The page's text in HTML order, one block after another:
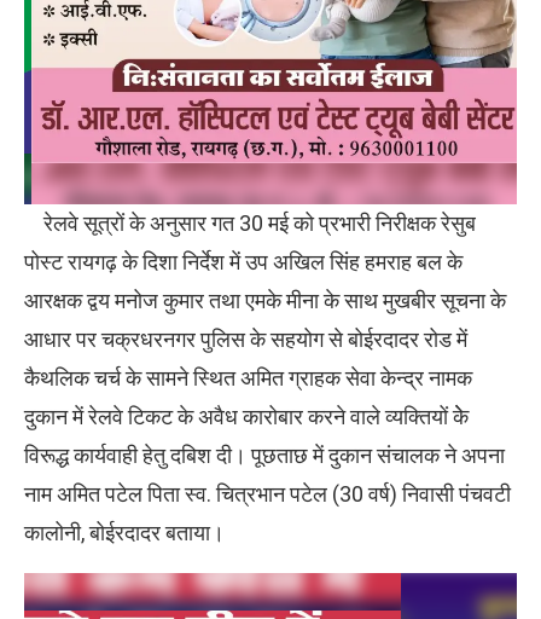
रेलवे सूत्रों के अनुसार गत 30 मई को प्रभारी निरीक्षक रेसुब
पोस्ट रायगढ़ के दिशा निर्देश में उप अखिल सिंह हमराह बल के
आरक्षक द्वय मनोज कुमार तथा एमके मीना के साथ मुखबीर सूचना के
आधार पर चक्रधरनगर पुलिस के सहयोग से बोईरदादर रोड में
कैथलिक चर्च के सामने स्थित अमित ग्राहक सेवा केन्द्र नामक
दुकान में रेलवे टिकट के अवैध कारोबार करने वाले व्यक्तियों केे
विरूद्ध कार्यवाही हेतु दबिश दी। पूछताछ में दुकान संचालक ने अपना
नाम अमित पटेल पिता स्व. चित्रभान पटेल (30 वर्ष) निवासी पंचवटी
कालोनी, बोईरदादर बताया।